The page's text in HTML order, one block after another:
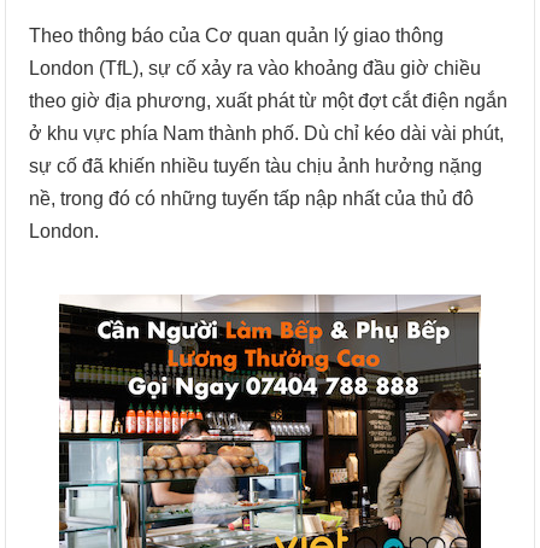
Theo thông báo của Cơ quan quản lý giao thông
London (TfL), sự cố xảy ra vào khoảng đầu giờ chiều
theo giờ địa phương, xuất phát từ một đợt cắt điện ngắn
ở khu vực phía Nam thành phố. Dù chỉ kéo dài vài phút,
sự cố đã khiến nhiều tuyến tàu chịu ảnh hưởng nặng
nề, trong đó có những tuyến tấp nập nhất của thủ đô
London.